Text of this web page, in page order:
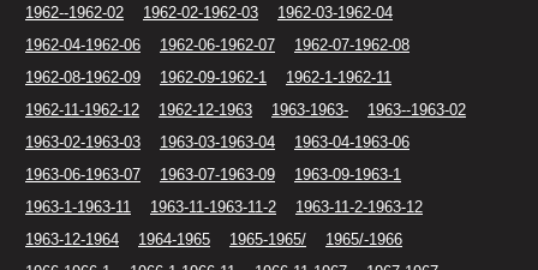
1962--1962-02
1962-02-1962-03
1962-03-1962-04
1962-04-1962-06
1962-06-1962-07
1962-07-1962-08
1962-08-1962-09
1962-09-1962-1
1962-1-1962-11
1962-11-1962-12
1962-12-1963 1963-1963-
1963--1963-02
1963-02-1963-03
1963-03-1963-04
1963-04-1963-06
1963-06-1963-07
1963-07-1963-09
1963-09-1963-1
1963-1-1963-11
1963-11-1963-11-2
1963-11-2-1963-12
1963-12-1964
1964-1965 1965-1965/
1965/-1966